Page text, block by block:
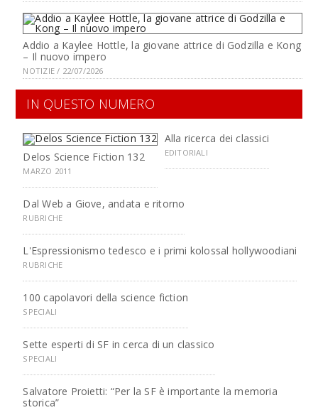
Addio a Kaylee Hottle, la giovane attrice di Godzilla e Kong
– Il nuovo impero
NOTIZIE / 22/07/2026
IN QUESTO NUMERO
Delos Science Fiction 132
MARZO 2011
Alla ricerca dei classici
EDITORIALI
Dal Web a Giove, andata e ritorno
RUBRICHE
L'Espressionismo tedesco e i primi kolossal hollywoodiani
RUBRICHE
100 capolavori della science fiction
SPECIALI
Sette esperti di SF in cerca di un classico
SPECIALI
Salvatore Proietti: “Per la SF è importante la memoria
storica”